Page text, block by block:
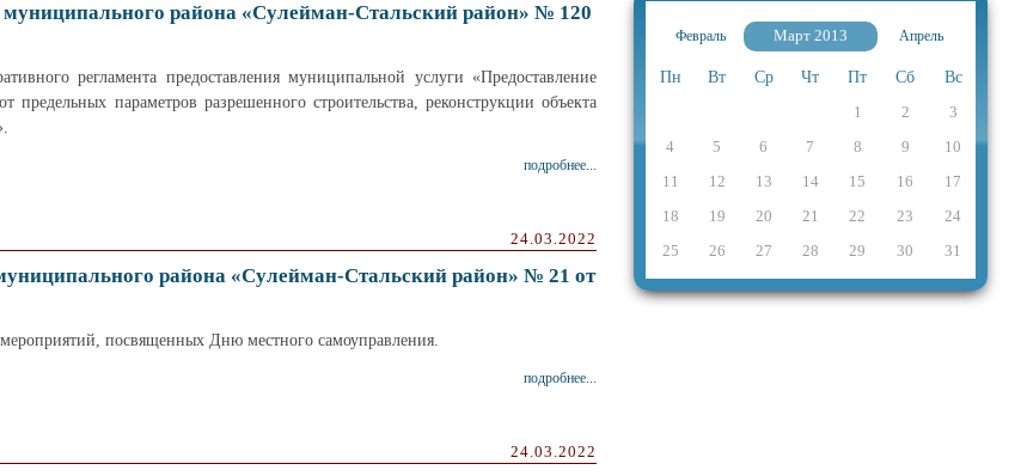
района «Сулейман-Стальский район» № 120
регламента предоставления муниципальной услуги «Предоставление
предельных параметров разрешенного строительства, реконструкции объекта
подробнее...
24.03.2022
района «Сулейман-Стальский район» № 21 от
посвященных Дню местного самоуправления.
подробнее...
24.03.2022
Февраль Март 2013 Апрель
Пн Вт Ср Чт Пт Сб
Вс
1
2
3
4
5 6 7 8 9
10
11
12 13 14 15 16
17
18
19 20 21 22 23
24
25
26 27 28 29 30 31